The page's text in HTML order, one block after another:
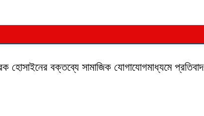
হোসাইনের বক্তব্যে সামাজিক যোগাযোগমাধ্যমে প্রতিবাদ